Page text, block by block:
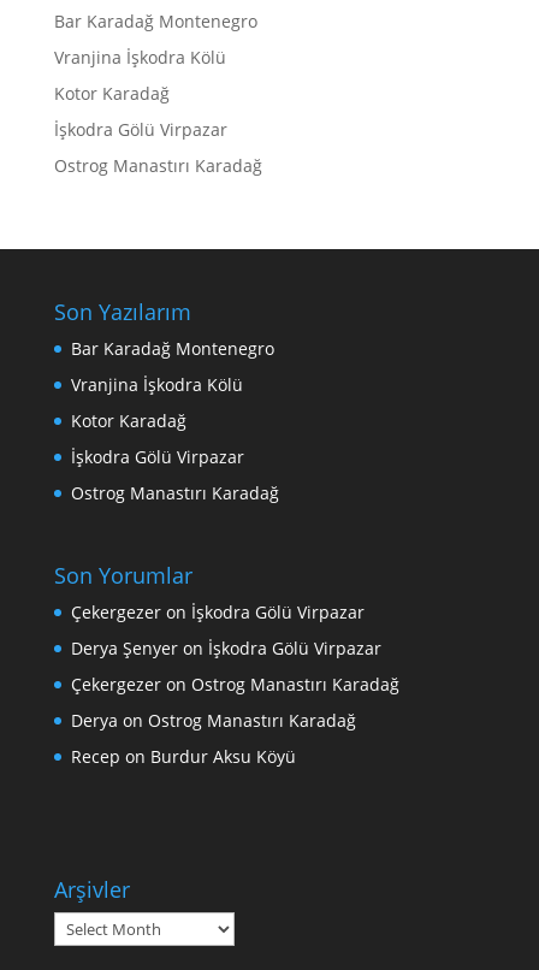
Bar Karadağ Montenegro
Vranjina İşkodra Kölü
Kotor Karadağ
İşkodra Gölü Virpazar
Ostrog Manastırı Karadağ
Son Yazılarım
Bar Karadağ Montenegro
Vranjina İşkodra Kölü
Kotor Karadağ
İşkodra Gölü Virpazar
Ostrog Manastırı Karadağ
Son Yorumlar
Çekergezeron İşkodra Gölü Virpazar
Derya Şenyeron İşkodra Gölü Virpazar
Çekergezeron Ostrog Manastırı Karadağ
Derya on Ostrog Manastırı Karadağ
Recep on Burdur Aksu Köyü
Arşivler
Arşivler